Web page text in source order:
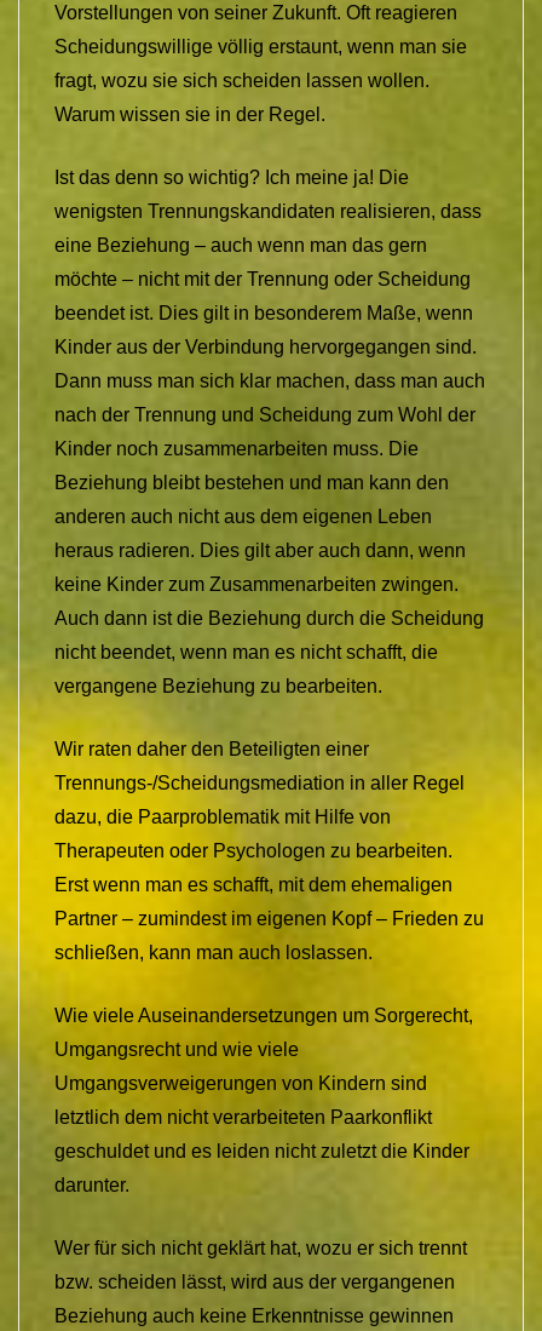
Vorstellungen von seiner Zukunft. Oft reagieren
Scheidungswillige völlig erstaunt, wenn man sie
fragt, wozu sie sich scheiden lassen wollen.
Warum wissen sie in der Regel.
Ist das denn so wichtig? Ich meine ja! Die
wenigsten Trennungskandidaten realisieren, dass
eine Beziehung – auch wenn man das gern
möchte – nicht mit der Trennung oder Scheidung
beendet ist. Dies gilt in besonderem Maße, wenn
Kinder aus der Verbindung hervorgegangen sind.
Dann muss man sich klar machen, dass man auch
nach der Trennung und Scheidung zum Wohl der
Kinder noch zusammenarbeiten muss. Die
Beziehung bleibt bestehen und man kann den
anderen auch nicht aus dem eigenen Leben
heraus radieren. Dies gilt aber auch dann, wenn
keine Kinder zum Zusammenarbeiten zwingen.
Auch dann ist die Beziehung durch die Scheidung
nicht beendet, wenn man es nicht schafft, die
vergangene Beziehung zu bearbeiten.
Wir raten daher den Beteiligten einer
Trennungs-/Scheidungsmediation in aller Regel
dazu, die Paarproblematik mit Hilfe von
Therapeuten oder Psychologen zu bearbeiten.
Erst wenn man es schafft, mit dem ehemaligen
Partner – zumindest im eigenen Kopf – Frieden zu
schließen, kann man auch loslassen.
Wie viele Auseinandersetzungen um Sorgerecht,
Umgangsrecht und wie viele
Umgangsverweigerungen von Kindern sind
letztlich dem nicht verarbeiteten Paarkonflikt
geschuldet und es leiden nicht zuletzt die Kinder
darunter.
Wer für sich nicht geklärt hat, wozu er sich trennt
bzw. scheiden lässt, wird aus der vergangenen
Beziehung auch keine Erkenntnisse gewinnen